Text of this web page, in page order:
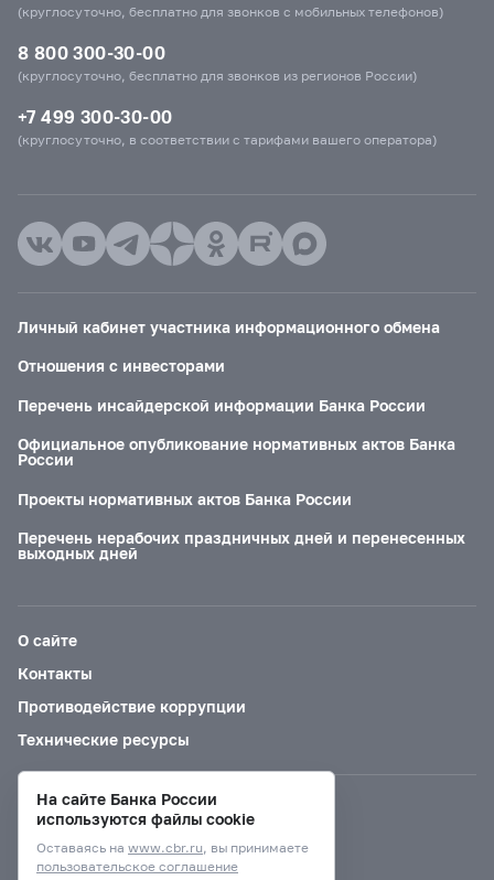
(круглосуточно, бесплатно для звонков с мобильных телефонов)
8 800 300-30-00
(круглосуточно, бесплатно для звонков из регионов России)
+7 499 300-30-00
(круглосуточно, в соответствии с тарифами вашего оператора)
Личный кабинет участника информационного обмена
Отношения с инвесторами
Перечень инсайдерской информации Банка России
Официальное опубликование нормативных актов Банка
России
Проекты нормативных актов Банка России
Перечень нерабочих праздничных дней и перенесенных
выходных дней
О сайте
Контакты
Противодействие коррупции
Технические ресурсы
Версия для слабовидящих
На сайте Банка России
используются файлы cookie
Оставаясь на www.cbr.ru, вы принимаете
пользовательское соглашение